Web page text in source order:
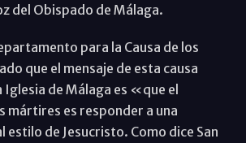
del Obispado de Málaga.
para la Causa de los
que el mensaje de esta causa
de Málaga es «que el
mártires es responder a una
estilo de Jesucristo. Como dice San